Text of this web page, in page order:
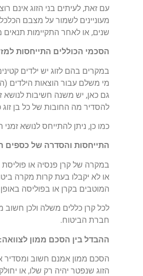
עם זאת, לעיתים בני הזוג אינם
מעוניינים לשמור על מצבם
שנים, או לאחר התקיימות תנאים
הסכמי הכוללים התייחסות
במקרים בהם לזוג יש ילדים
מי משלם עבור הוצאות הילדים
גם כאן, יש משנה חשיבות לנושא
להסדיר מה החובות של כל בן זוג
כמו כן, ניתן להתייחס לנושא
התייחסות והסדרה של כספים
במקרה של קרן פנסיה או
או לא יקבלו בעת קרות מקרה
המוטבים בקרן או בפוליסה באופן
לכל קרן כללים משלה ולכן
חברת הביטוח.
ההבדל בין הסכם ממון לצוואה:
הסכם ממון אמנם חשוב ומסדיר
הזוג שנפטר יהיה רק שלו, או